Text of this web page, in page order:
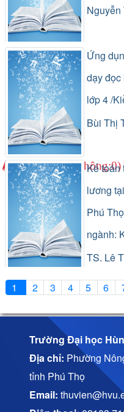
(0) (Lượt lưu thông:0)
Ứng
dạy đọc
lớp 4 /
Bùi Thị
(0) (Lượt lưu thông:0)
Kế toán
lương
Phú
ngành:
TS. Lê
(1) (Lượt lưu thông:0)
1 2 3 4 5 6
Trường Đại học
Địa chỉ: Phường
tỉnh Phú Thọ
Email: